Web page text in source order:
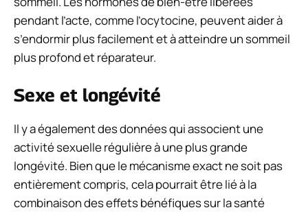
pendant l’acte, comme l’ocytocine, peuvent aider à
s’endormir plus facilement et à atteindre un sommeil
plus profond et réparateur.
Sexe et longévité
Il y a également des données qui associent une
activité sexuelle régulière à une plus grande
longévité. Bien que le mécanisme exact ne soit pas
entièrement compris, cela pourrait être lié à la
combinaison des effets bénéfiques sur la santé